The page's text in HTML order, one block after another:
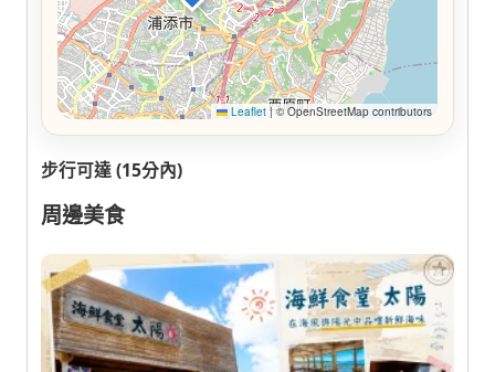
Leaflet |© OpenStreetMap contributors
步行可達 (15分內)
周邊美食